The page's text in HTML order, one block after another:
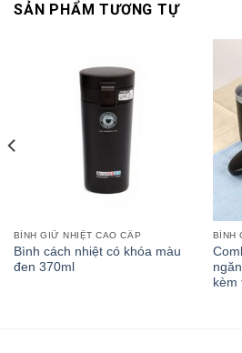
SẢN PHẨM TƯƠNG TỰ
BÌNH GIỮ NHIỆT CAO CẤP
Bình cách nhiệt có khóa màu
đen 370ml
BÌNH
kèm